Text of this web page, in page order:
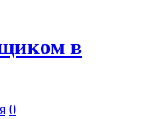
в
0